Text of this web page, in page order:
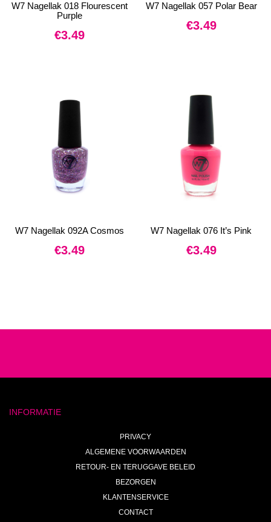
W7 Nagellak 018 Flourescent
Purple
€3.49
W7 Nagellak 057 Polar Bear
€3.49
W7 Nagellak 092A Cosmos
€3.49
W7 Nagellak 076 It’s Pink
€3.49
INFORMATIE
PRIVACY
ALGEMENE VOORWAARDEN
RETOUR- EN TERUGGAVE BELEID
BEZORGEN
KLANTENSERVICE
CONTACT